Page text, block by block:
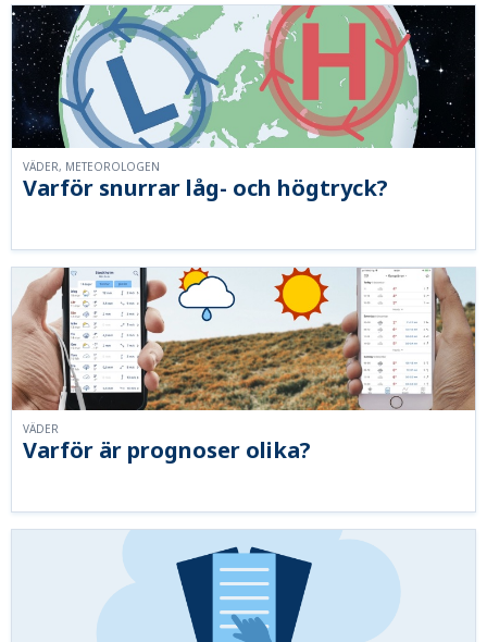
Varför snurrar låg- och högtryck?
VÄDER, METEOROLOGEN
Varför är prognoser olika?
VÄDER